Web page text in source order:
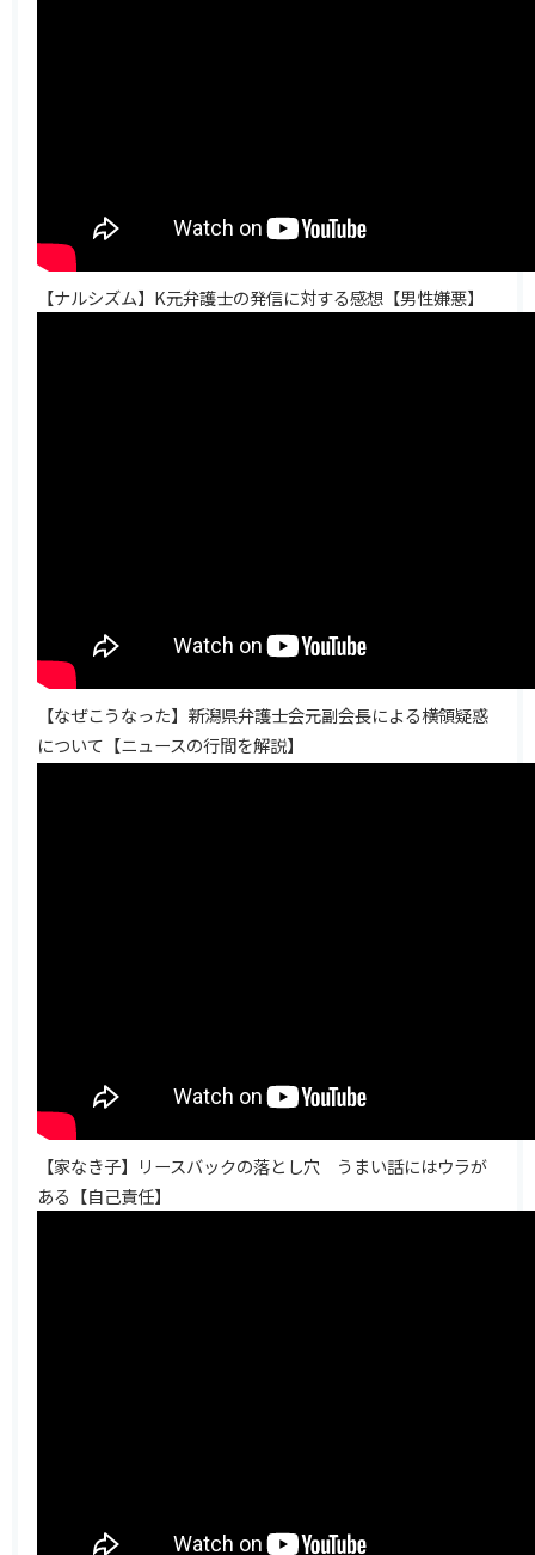
【ナルシズム】K元弁護士の発信に対する感想【男性嫌悪】
【なぜこうなった】新潟県弁護士会元副会長による横領疑惑
について【ニュースの行間を解説】
【家なき子】リースバックの落とし穴 うまい話にはウラが
ある【自己責任】